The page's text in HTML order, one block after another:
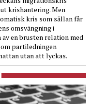
krishantering. Men
kris som sällan får
omsvängning i
en brusten relation med
partiledningen
utan att lyckas.